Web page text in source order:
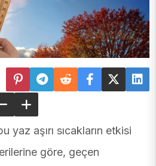
yaz aşırı sıcakların etkisi
göre, geçen